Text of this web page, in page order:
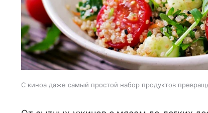
С киноа даже самый простой набор продуктов